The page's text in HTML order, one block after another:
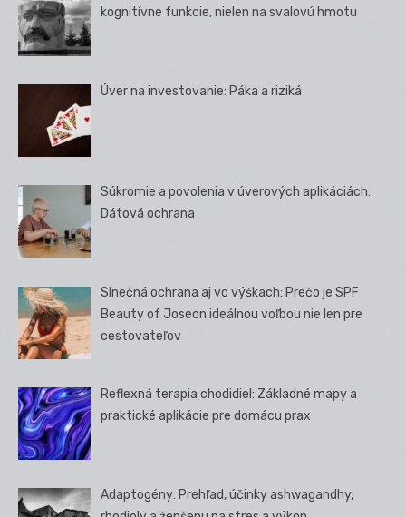
kognitívne funkcie, nielen na svalovú hmotu
Úver na investovanie: Páka a riziká
Súkromie a povolenia v úverových aplikáciách:
Dátová ochrana
Slnečná ochrana aj vo výškach: Prečo je SPF
Beauty of Joseon ideálnou voľbou nie len pre
cestovateľov
Reflexná terapia chodidiel: Základné mapy a
praktické aplikácie pre domácu prax
Adaptogény: Prehľad, účinky ashwagandhy,